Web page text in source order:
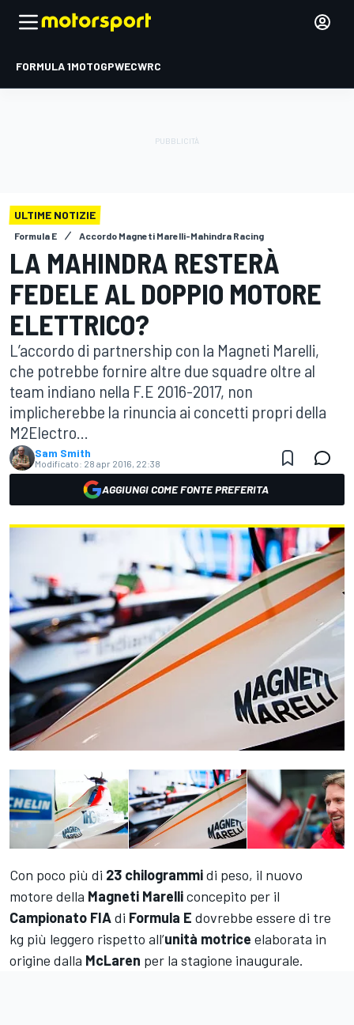
FORMULA 1MOTOGPWECWRC
ULTIME NOTIZIE
Formula E Accordo Magneti Marelli-Mahindra Racing
LA MAHINDRA RESTERÀ
FEDELE AL DOPPIO MOTORE
ELETTRICO?
L’accordo di partnership con la Magneti Marelli,
che potrebbe fornire altre due squadre oltre al
team indiano nella F.E 2016-2017, non
implicherebbe la rinuncia ai concetti propri della
M2Electro...
Sam Smith
Modificato: 28 apr 2016, 22:38
AGGIUNGI COME FONTE PREFERITA
Con poco più di 23 chilogrammidi peso, il nuovo
motore della Magneti Marelliconcepito per il
Campionato FIAdi Formula E dovrebbe essere di tre
kg più leggero rispetto all’unità motrice elaborata in
origine dalla McLaren per la stagione inaugurale.